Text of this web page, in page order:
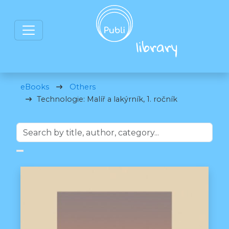
eBooks
Others
Technologie: Malíř a lakýrník, 1. ročník